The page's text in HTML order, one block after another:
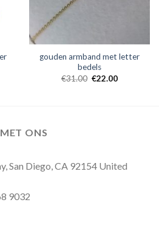
gouden armband met letter
bedels
€31.00 €22.00
ONS
San Diego, CA 92154 United
9032